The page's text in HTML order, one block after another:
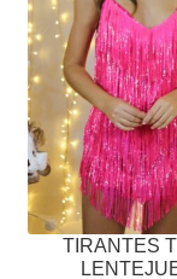
TIRANTES
LAS
OPCIONES
SE
PUEDEN
ELEGIR
EN
LA
PÁGINA